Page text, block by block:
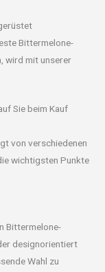
Bittermelone-
wird mit unserer
Sie beim Kauf
von verschiedenen
wichtigsten Punkte
Bittermelone-
designorientiert
Wahl zu